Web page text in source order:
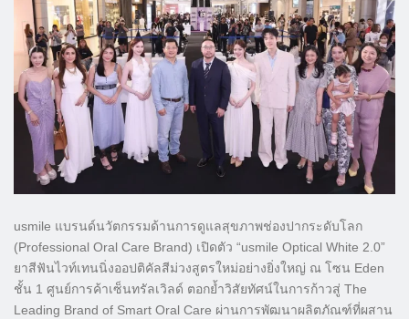
usmile แบรนด์นวัตกรรมด้านการดูแลสุขภาพช่องปากระดับโลก
(Professional Oral Care Brand) เปิดตัว “usmile Optical White 2.0”
ยาสีฟันไวท์เทนนิ่งออปติคัลสีม่วงสูตรใหม่อย่างยิ่งใหญ่ ณ โซน Eden
ชั้น 1 ศูนย์การค้าเซ็นทรัลเวิลด์ ตอกย้ำวิสัยทัศน์ในการก้าวสู่ The
Leading Brand of Smart Oral Care ผ่านการพัฒนาผลิตภัณฑ์ที่ผสาน